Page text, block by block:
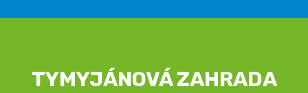
TYMYJÁNOVÁ ZAHRADA